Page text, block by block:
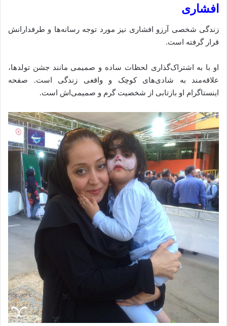
افشاری
زندگی شخصی آرزو افشاری نیز مورد توجه رسانه‌ها و طرفدارانش
قرار گرفته‌ است.
او با به اشتراک‌گذاری لحظات ساده و صمیمی مانند جشن تولدها،
علاقه‌مند به شادی‌های کوچک و واقعی زندگی است. صفحه
اینستاگرام او بازتابی از شخصیت گرم و صمیمی‌اش است.